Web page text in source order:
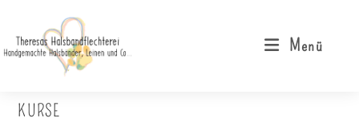
Menü
KURSE